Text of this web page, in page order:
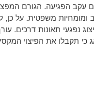
עקב הפגיעה. הגורם
ומומחיות משפטית. על
נפגעי תאונות דרכים.
כי תקבלו את הפיצוי